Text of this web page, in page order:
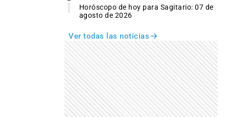
Horóscopo de hoy para Sagitario: 07 de
agosto de 2026
Ver todas las noticias